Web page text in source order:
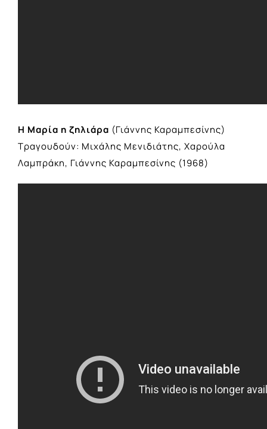
Η Μαρία η ζηλιάρα (Γιάννης Καραμπεσίνης)
Τραγουδούν: Μιχάλης Μενιδιάτης, Χαρούλα
Λαμπράκη, Γιάννης Καραμπεσίνης (1968)